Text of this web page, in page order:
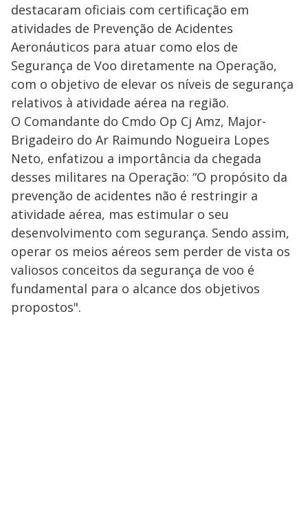
destacaram oficiais com certificação em
atividades de Prevenção de Acidentes
Aeronáuticos para atuar como elos de
Segurança de Voo diretamente na Operação,
com o objetivo de elevar os níveis de segurança
relativos à atividade aérea na região.
O Comandante do Cmdo Op Cj Amz, Major-
Brigadeiro do Ar Raimundo Nogueira Lopes
Neto, enfatizou a importância da chegada
desses militares na Operação: “O propósito da
prevenção de acidentes não é restringir a
atividade aérea, mas estimular o seu
desenvolvimento com segurança. Sendo assim,
operar os meios aéreos sem perder de vista os
valiosos conceitos da segurança de voo é
fundamental para o alcance dos objetivos
propostos".